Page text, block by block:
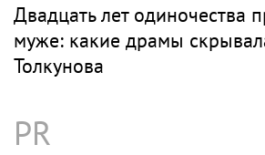
Двадцать лет одиночества
муже: какие драмы
Толкунова
PR